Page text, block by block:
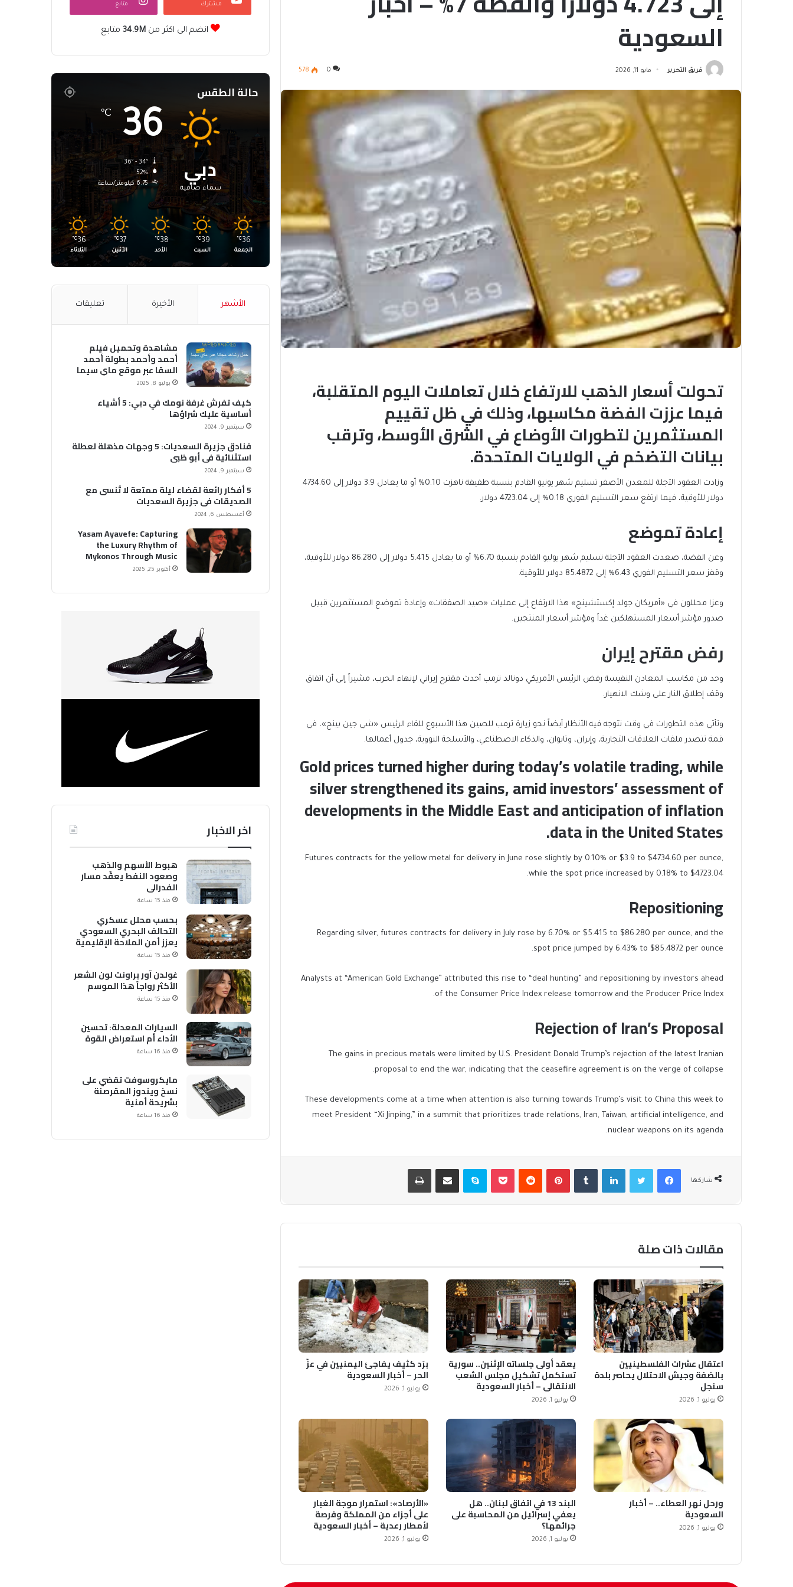
السعودية
فريق التحرير مايو 11, 2026 0
578
تحولت أسعار الذهب للارتفاع خلال تعاملات اليوم المتقلبة،
فيما عززت الفضة مكاسبها، وذلك في ظل تقييم
المستثمرين لتطورات الأوضاع في الشرق الأوسط، وترقب
بيانات التضخم في الولايات المتحدة.
وزادت العقود الآجلة للمعدن الأصفر تسليم شهر يونيو القادم بنسبة طفيفة ناهزت 0.10% أو ما يعادل 3.9 دولار إلى 4734.60
دولار للأوقية، فيما ارتفع سعر التسليم الفوري 0.18% إلى 4723.04 دولار.
إعادة تموضع
وعن الفضة، صعدت العقود الآجلة تسليم شهر يوليو القادم بنسبة 6.70% أو ما يعادل 5.415 دولار إلى 86.280 دولار للأوقية،
وقفز سعر التسليم الفوري 6.43% إلى 85.4872 دولار للأوقية.
وعزا محللون في «أمريكان جولد إكستشينج» هذا الارتفاع إلى عمليات «صيد الصفقات» وإعادة تموضع المستثمرين قبيل
صدور مؤشر أسعار المستهلكين غداً ومؤشر أسعار المنتجين.
رفض مقترح إيران
وحد من مكاسب المعادن النفيسة رفض الرئيس الأمريكي دونالد ترمب أحدث مقترح إيراني لإنهاء الحرب، مشيراً إلى أن اتفاق
وقف إطلاق النار على وشك الانهيار.
وتأتي هذه التطورات في وقت تتوجه فيه الأنظار أيضاً نحو زيارة ترمب للصين هذا الأسبوع للقاء الرئيس «شي جين بينج»، في
قمة تتصدر ملفات العلاقات التجارية، وإيران، وتايوان، والذكاء الاصطناعي، والأسلحة النووية، جدول أعمالها.
Gold prices turned higher during today’s volatile trading, while
silver strengthened its gains, amid investors’ assessment of
developments in the Middle East and anticipation of inflation
data in the United States
.
Futures contracts for the yellow metal for delivery in June rose slightly by 0.10% or $3.9 to $4734.60 per ounce,
while the spot price increased by 0.18% to $4723.04.
Repositioning
Regarding silver, futures contracts for delivery in July rose by 6.70% or $5.415 to $86.280 per ounce, and the
spot price jumped by 6.43% to $85.4872 per ounce.
Analysts at “American Gold Exchange” attributed this rise to “deal hunting” and repositioning by investors ahead
of the Consumer Price Index release tomorrow and the Producer Price Index.
Rejection of Iran’s Proposal
The gains in precious metals were limited by U.S. President Donald Trump’s rejection of the latest Iranian
proposal to end the war, indicating that the ceasefire agreement is on the verge of collapse.
These developments come at a time when attention is also turning towards Trump’s visit to China this week to
meet President “Xi Jinping,” in a summit that prioritizes trade relations, Iran, Taiwan, artificial intelligence, and
nuclear weapons on its agenda.
شاركها
فيسبوكتويتر لينكدإن بينتيريست بوكيت سكايب مشاركة عبر البريد طباعة
مقالات ذات صلة
اعتقال عشرات الفلسطينيين
بالضفة وجيش الاحتلال يحاصر بلدة
سنجل
يوليو 1, 2026
يعقد أولى جلساته الإثنين.. سورية
تستكمل تشكيل مجلس الشعب
الانتقالي – أخبار السعودية
يوليو 1, 2026
برَد كثيف يفاجئ اليمنيين في عزّ
الحر – أخبار السعودية
يوليو 1, 2026
ورحل نهر العطاء.. – أخبار
السعودية
يوليو 1, 2026
البند 13 في اتفاق لبنان.. هل
يعفي إسرائيل من المحاسبة على
جرائمها؟
يوليو 1, 2026
«الأرصاد»: استمرار موجة الغبار
على أجزاء من المملكة وفرصة
لأمطار رعدية – أخبار السعودية
يوليو 1, 2026
مشترك متابع
انضم الى اكثر من34.9M متابع
حالة الطقس
دبي
سماء صافية
36
℃
52%
6.75 كيلومتر/ساعة
36
℃
الجمعة
39
℃
السبت
38
℃
الأحد
37
℃
الأثنين
36
℃
الثلاثاء
الأشهر الأخيرة تعليقات
مشاهدة وتحميل فيلم
أحمد وأحمد بطولة أحمد
السقا عبر موقع ماي سيما
MyCima (وي سيما WeCima)
يوليو 8, 2025
كيف تفرش غرفة نومك في دبي: 5 أشياء
أساسية عليك شراؤها
سبتمبر 9, 2024
فنادق جزيرة السعديات: 5 وجهات مذهلة لعطلة
استثنائية في أبو ظبي
سبتمبر 9, 2024
5 أفكار رائعة لقضاء ليلة ممتعة لا تُنسى مع
الصديقات في جزيرة السعديات
أغسطس 6, 2024
Yasam Ayavefe: Capturing
the Luxury Rhythm of
Mykonos Through Music
أكتوبر 25, 2025
اخر الاخبار
هبوط الأسهم والذهب
وصعود النفط يعقّد مسار
الفدرالي
منذ 15 ساعة
بحسب محلل عسكري
التحالف البحري السعودي
يعزز أمن الملاحة الإقليمية
والدولية
منذ 15 ساعة
غولدن آور براونت لون الشعر
الأكثر رواجاً هذا الموسم
منذ 15 ساعة
السيارات المعدلة: تحسين
الأداء أم استعراض القوة
منذ 16 ساعة
مايكروسوفت تقضي على
نسخ ويندوز المقرصنة
بشريحة أمنية
منذ 16 ساعة